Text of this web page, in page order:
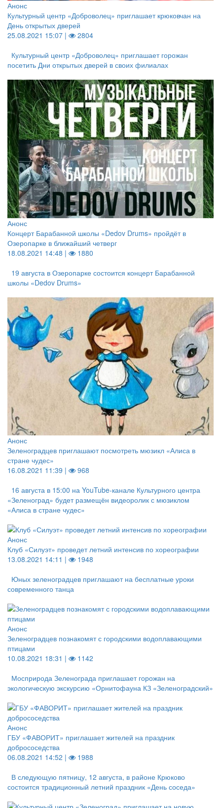
Анонс
Культурный центр «Доброволец» приглашает крюковчан на
День открытых дверей
25.08.2021 15:07 |
2804
Культурный центр «Доброволец» приглашает горожан
посетить Дни открытых дверей в своих филиалах
Анонс
Концерт Барабанной школы «Dedov Drums» пройдёт в
Озеропарке в ближайший четверг
18.08.2021 14:48 |
1880
19 августа в Озеропарке состоится концерт Барабанной
школы «Dedov Drums»
Анонс
Зеленоградцев приглашают посмотреть мюзикл «Алиса в
стране чудес»
16.08.2021 11:39 |
968
16 августа в 15:00 на YouTube-канале Культурного центра
«Зеленоград» будет размещён видеоролик с мюзиклом
«Алиса в стране чудес»
Анонс
Клуб «Силуэт» проведет летний интенсив по хореографии
13.08.2021 14:11 |
1948
Юных зеленоградцев приглашают на бесплатные уроки
современного танца
Анонс
Зеленоградцев познакомят с городскими водоплавающими
птицами
10.08.2021 18:31 |
1142
Мосприрода Зеленограда приглашает горожан на
экологическую экскурсию «Орнитофауна КЗ «Зеленоградский»
Анонс
ГБУ «ФАВОРИТ» приглашает жителей на праздник
добрососедства
06.08.2021 14:52 |
1988
В следующую пятницу, 12 августа, в районе Крюково
состоится традиционный летний праздник «День соседа»